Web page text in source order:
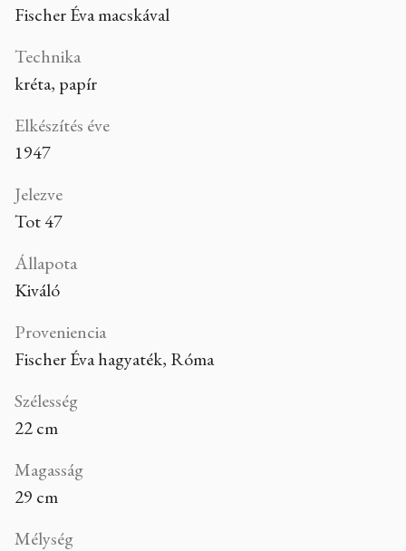
Fischer Éva macskával
Technika
kréta, papír
Elkészítés éve
1947
Jelezve
Tot 47
Állapota
Kiváló
Proveniencia
Fischer Éva hagyaték, Róma
Szélesség
22 cm
Magasság
29 cm
Mélység